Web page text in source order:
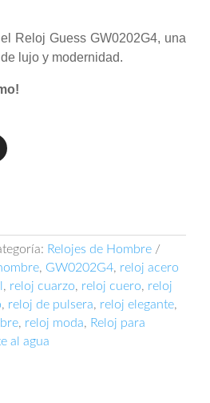
$ 900.000.
Reloj Guess GW0202G4, una
lujo y modernidad.
Relojes de Hombre
, GW0202G4, reloj acero
, reloj cuarzo, reloj cuero, reloj
, reloj de pulsera, reloj elegante,
, reloj moda, Reloj para
al agua